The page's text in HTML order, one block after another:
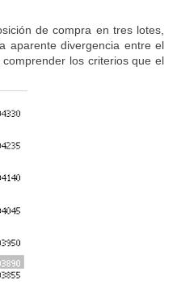
de compra en tres lotes,
aparente divergencia entre el
los criterios que el